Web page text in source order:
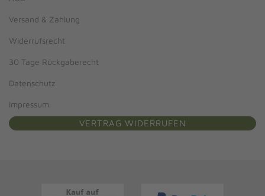
Versand & Zahlung
Widerrufsrecht
30 Tage Rückgaberecht
Datenschutz
Impressum
VERTRAG WIDERRUFEN